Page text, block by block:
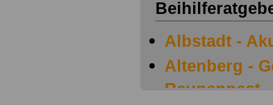
Albstadt -
Altenberg -
Raupennest